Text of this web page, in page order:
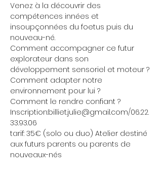
Venez à la découvrir des
compétences innées et
insoupçonnées du foetus puis du
nouveau-né.
Comment accompagner ce futur
explorateur dans son
développement sensoriel et moteur ?
Comment adapter notre
environnement pour lui ?
Comment le rendre confiant ?
Inscription:billiet.julie@gmail.com/06.22.
33.93.06
tarif: 35€ (solo ou duo) Atelier destiné
aux futurs parents ou parents de
nouveaux-nés